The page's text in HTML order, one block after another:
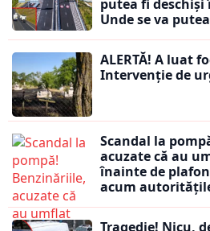
putea fi
Unde se va
ALERTĂ! A luat
Intervenție de
Scandal la
acuzate că au
înainte de
acum
Tragedie! Nicu,